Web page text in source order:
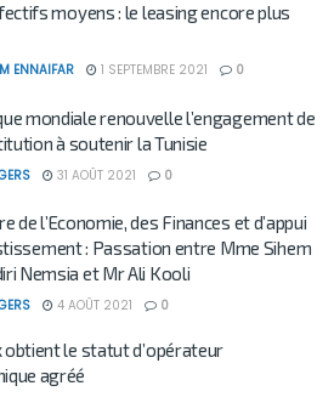
moyens : le leasing encore plus
ENNAIFAR 1 SEPTEMBRE 2021 0
mondiale renouvelle l’engagement de
à soutenir la Tunisie
31 AOÛT 2021 0
de l’Economie, des Finances et d’appui
: Passation entre Mme Sihem
Nemsia et Mr Ali Kooli
4 AOÛT 2021 0
obtient le statut d’opérateur
agréé